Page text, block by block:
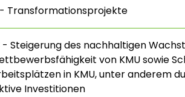
- Transformationsprojekte
- Steigerung des nachhaltigen
von KMU sowie
in KMU, unter anderem
Investitionen